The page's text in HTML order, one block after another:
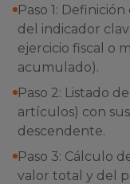
Paso 1:
del indicador
ejercicio fiscal o
acumulado).
Paso 2: Listado
artículos) con
descendente.
Paso 3: Cálculo
valor total y del